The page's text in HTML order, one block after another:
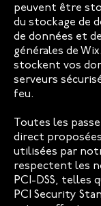
peuvent être
du stockage de
de données et
générales de
stockent vos
serveurs
feu.
Toutes les
direct
utilisées par
respectent les
PCI-DSS, telles
PCI Security